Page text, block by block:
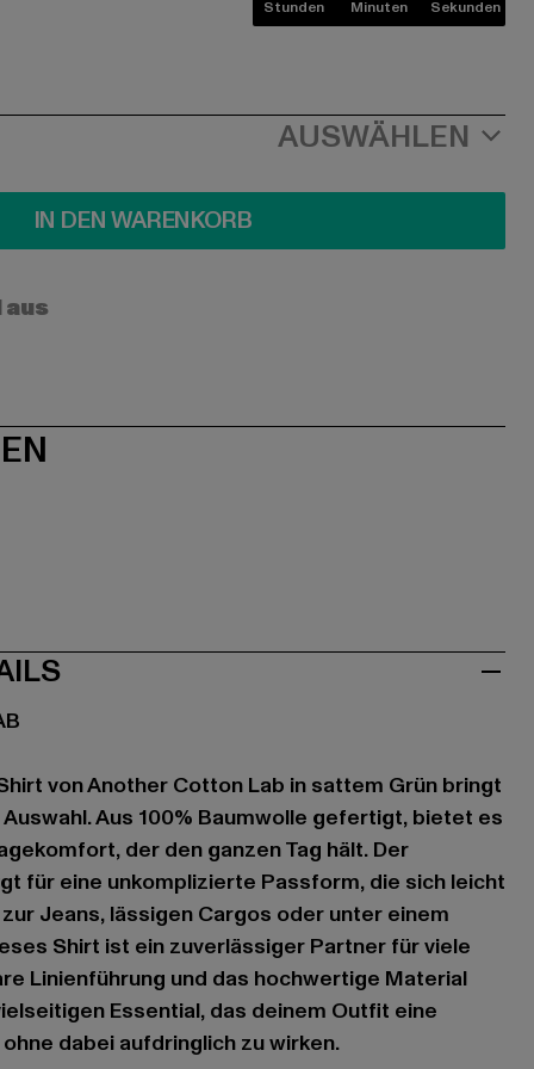
Stunden Minuten Sekunden
AUSWÄHLEN
IN DEN WARENKORB
von Another Cotton Lab in sattem Grün bringt
Aus 100% Baumwolle gefertigt, bietet es
der den ganzen Tag hält. Der
für eine unkomplizierte Passform, die sich leicht
Jeans, lässigen Cargos oder unter einem
Shirt ist ein zuverlässiger Partner für viele
Linienführung und das hochwertige Material
Essential, das deinem Outfit eine
dabei aufdringlich zu wirken.